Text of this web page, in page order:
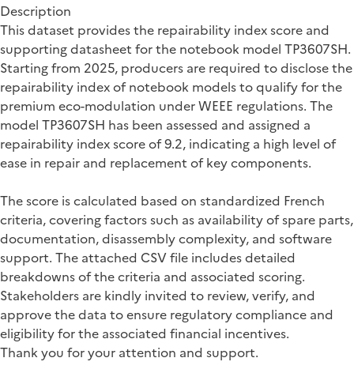
Description
This dataset provides the repairability index score and
supporting datasheet for the notebook model TP3607SH.
Starting from 2025, producers are required to disclose the
repairability index of notebook models to qualify for the
premium eco-modulation under WEEE regulations. The
model TP3607SH has been assessed and assigned a
repairability index score of 9.2, indicating a high level of
ease in repair and replacement of key components.
The score is calculated based on standardized French
criteria, covering factors such as availability of spare parts,
documentation, disassembly complexity, and software
support. The attached CSV file includes detailed
breakdowns of the criteria and associated scoring.
Stakeholders are kindly invited to review, verify, and
approve the data to ensure regulatory compliance and
eligibility for the associated financial incentives.
Thank you for your attention and support.